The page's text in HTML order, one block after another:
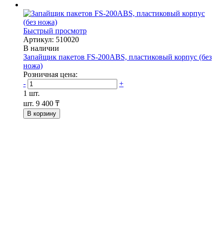
Быстрый просмотр
Артикул: 510020
В наличии
Запайщик пакетов FS-200ABS, пластиковый корпус (без
ножа)
Розничная цена:
-
+
1 шт.
шт. 9 400 ₸
В корзину